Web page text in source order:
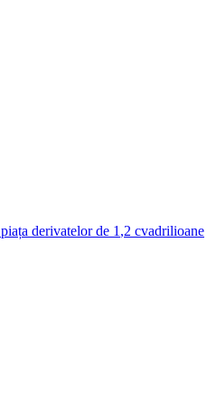
piața derivatelor de 1 ,2 cvadrilioane